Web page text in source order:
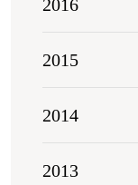
2016
2015
2014
2013